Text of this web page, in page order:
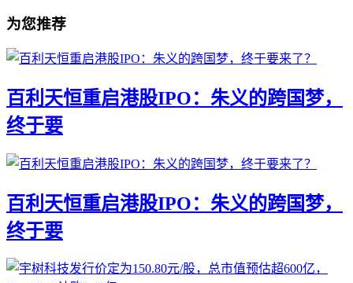
为您推荐
百利天恒重启港股IPO：朱义的跨国梦，
终于要
百利天恒重启港股IPO：朱义的跨国梦，
终于要